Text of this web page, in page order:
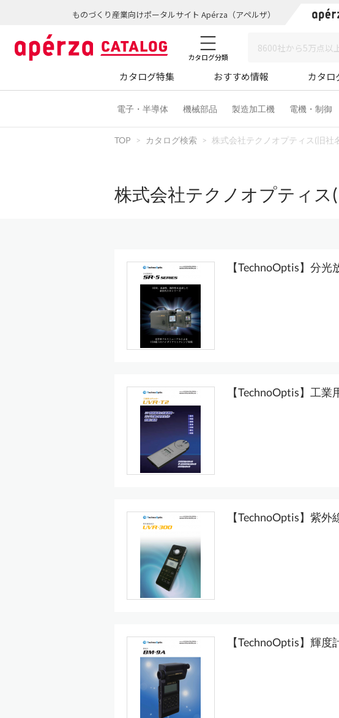
ものづくり産業向けポータルサイト Apérza（アペルザ）
カタログ分類
カタログ特集 おすすめ情報 カタロ
電子・半導体 機械部品 製造加工機 電機・制御
TOP カタログ検索 株式会社テクノオプティス(旧社
株式会社テクノオプティ
【TechnoOptis】分
【TechnoOptis】工
【TechnoOptis】紫
【TechnoOptis】輝度